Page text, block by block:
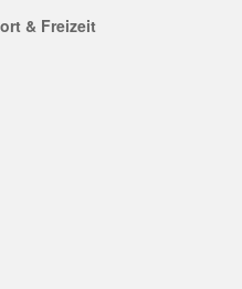
& Freizeit